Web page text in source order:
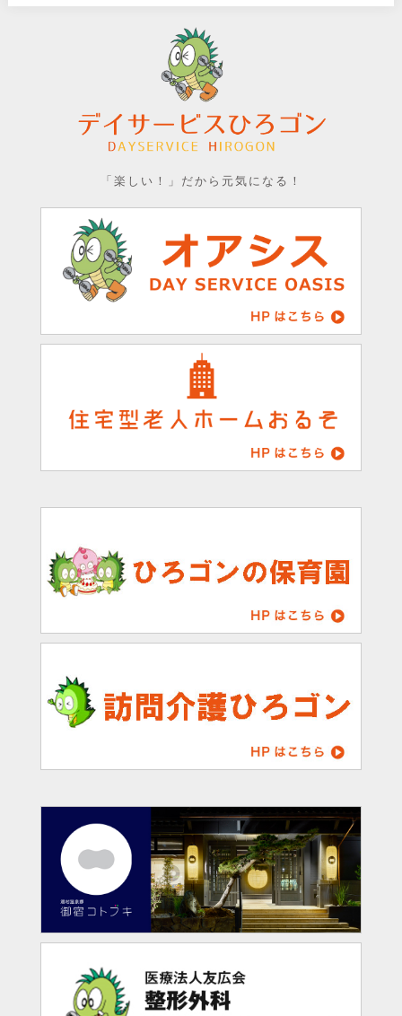
「楽しい！」だから元気になる！